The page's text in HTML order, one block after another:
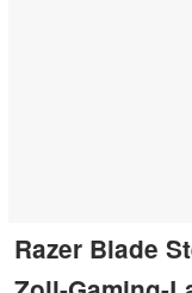
Razer Blade